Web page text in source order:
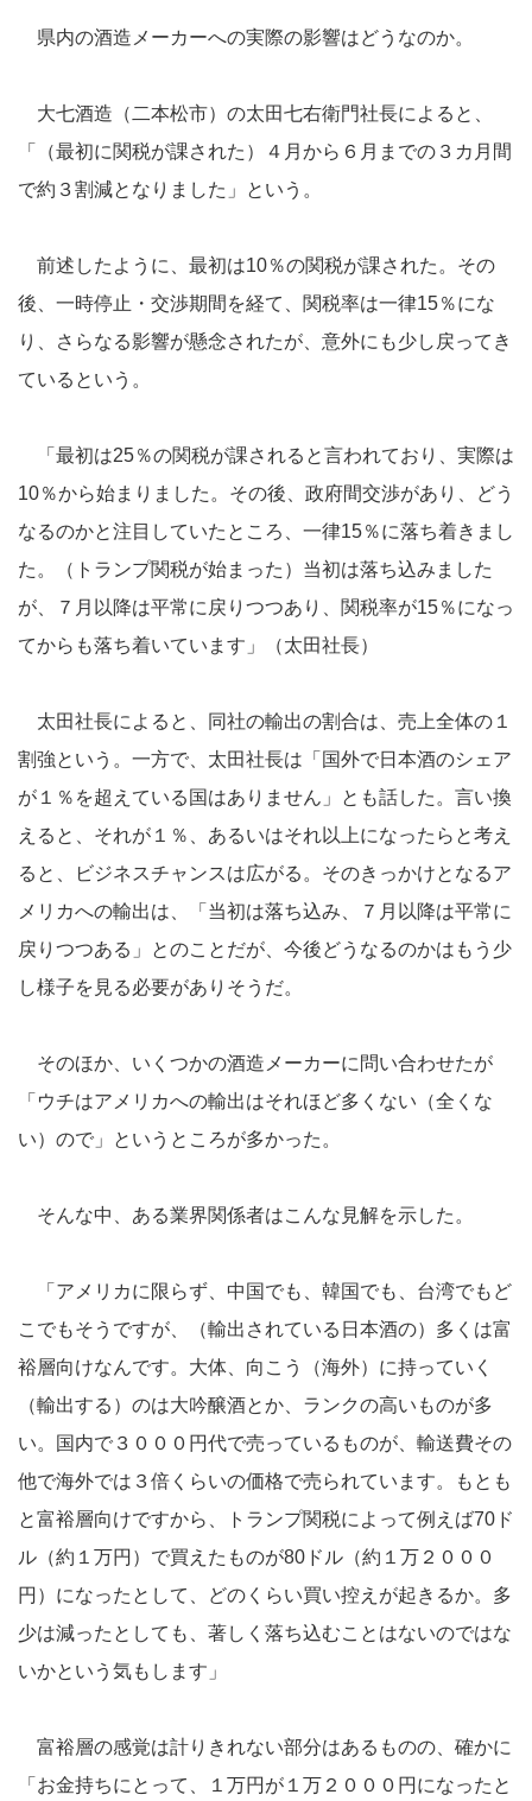
県内の酒造メーカーへの実際の影響はどうなのか。
大七酒造（二本松市）の太田七右衛門社長によると、
「（最初に関税が課された）４月から６月までの３カ月間
で約３割減となりました」という。
前述したように、最初は10％の関税が課された。その
後、一時停止・交渉期間を経て、関税率は一律15％にな
り、さらなる影響が懸念されたが、意外にも少し戻ってき
ているという。
「最初は25％の関税が課されると言われており、実際は
10％から始まりました。その後、政府間交渉があり、どう
なるのかと注目していたところ、一律15％に落ち着きまし
た。（トランプ関税が始まった）当初は落ち込みました
が、７月以降は平常に戻りつつあり、関税率が15％になっ
てからも落ち着いています」（太田社長）
太田社長によると、同社の輸出の割合は、売上全体の１
割強という。一方で、太田社長は「国外で日本酒のシェア
が１％を超えている国はありません」とも話した。言い換
えると、それが１％、あるいはそれ以上になったらと考え
ると、ビジネスチャンスは広がる。そのきっかけとなるア
メリカへの輸出は、「当初は落ち込み、７月以降は平常に
戻りつつある」とのことだが、今後どうなるのかはもう少
し様子を見る必要がありそうだ。
そのほか、いくつかの酒造メーカーに問い合わせたが
「ウチはアメリカへの輸出はそれほど多くない（全くな
い）ので」というところが多かった。
そんな中、ある業界関係者はこんな見解を示した。
「アメリカに限らず、中国でも、韓国でも、台湾でもど
こでもそうですが、（輸出されている日本酒の）多くは富
裕層向けなんです。大体、向こう（海外）に持っていく
（輸出する）のは大吟醸酒とか、ランクの高いものが多
い。国内で３０００円代で売っているものが、輸送費その
他で海外では３倍くらいの価格で売られています。もとも
と富裕層向けですから、トランプ関税によって例えば70ド
ル（約１万円）で買えたものが80ドル（約１万２０００
円）になったとして、どのくらい買い控えが起きるか。多
少は減ったとしても、著しく落ち込むことはないのではな
いかという気もします」
富裕層の感覚は計りきれない部分はあるものの、確かに
「お金持ちにとって、１万円が１万２０００円になったと